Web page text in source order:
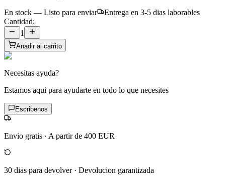
En stock — Listo para enviar
Entrega en 3-5 dias laborables
Cantidad:
1
Anadir al carrito
Necesitas ayuda?
Estamos aqui para ayudarte en todo lo que necesites
Escribenos
Envio gratis · A partir de 400 EUR
30 dias para devolver· Devolucion garantizada